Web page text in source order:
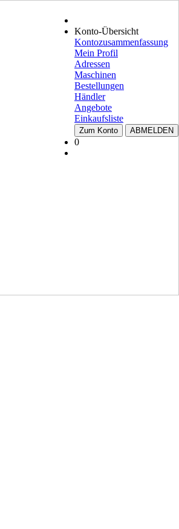
Konto-Übersicht
Kontozusammenfassung
Mein Profil
Adressen
Maschinen
Bestellungen
Händler
Angebote
Einkaufsliste
Zum Konto ABMELDEN
0